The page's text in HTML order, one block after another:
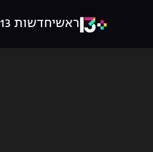
ראשיחדשות 13